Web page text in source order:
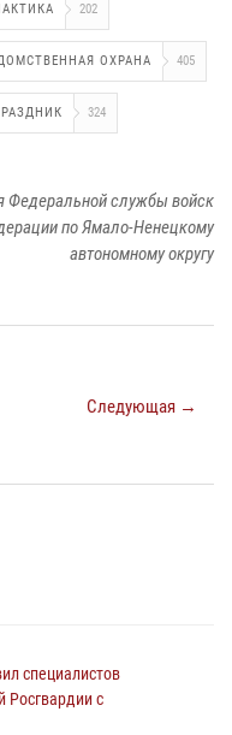
202
ОХРАНА 405
324
Федеральной службы войск
по Ямало-Ненецкому
автономному округу
Следующая →
специалистов
Росгвардии с